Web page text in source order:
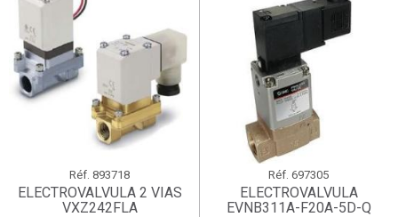
Réf. 893718
ELECTROVALVULA 2 VIAS
VXZ242FLA
Réf. 697305
ELECTROVALVULA
EVNB311A-F20A-5D-Q